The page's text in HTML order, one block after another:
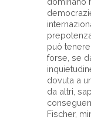
può tenere
forse, se
dovuta a
da altri,
Fischer,